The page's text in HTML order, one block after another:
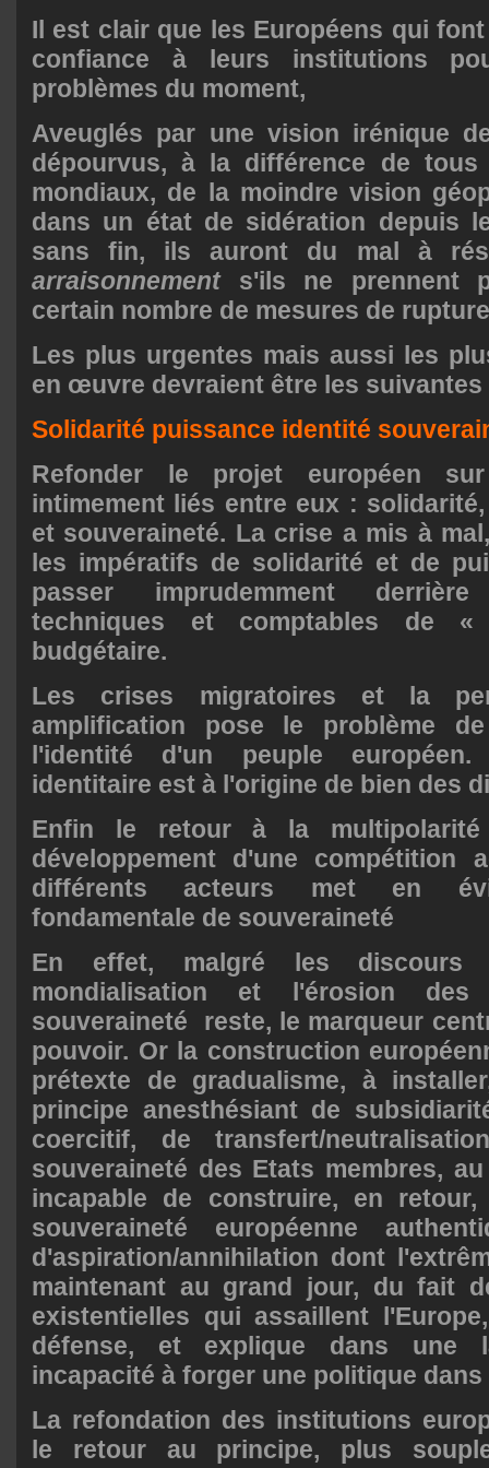
Il est clair que les Européens qui
confiance à leurs institutions
problèmes du moment,
Aveuglés par une vision irénique
dépourvus, à la différence de
mondiaux, de la moindre vision
dans un état de sidération depuis
sans fin, ils auront du mal à
arraisonnements'ils ne prennent
certain nombre de mesures de
Les plus urgentes mais aussi les
en œuvre devraient être les suivantes
Solidarité puissance identité
Refonder le projet européen
intimement liés entre eux :
et souveraineté. La crise a mis à
les impératifs de solidarité et de
passer imprudemment
techniques et comptables de
budgétaire.
Les crises migratoires et la
amplification pose le problème
l'identité d'un peuple européen.
identitaire est à l'origine de bien des
Enfin le retour à la
développement d'une compétition
différents acteurs met en
fondamentale de souveraineté
En effet, malgré les
mondialisation et l'érosion des
souveraineté reste, le marqueur
pouvoir. Or la construction
prétexte de gradualisme, à
principe anesthésiant de
coercitif, de transfert/
souveraineté des Etats membres,
incapable de construire, en
souveraineté européenne
d'aspiration/annihilation dont
maintenant au grand jour, du fait
existentielles qui assaillent
défense, etexplique dans une
incapacité à forger une politique dans
La refondation des institutions
le retour au principe, plus